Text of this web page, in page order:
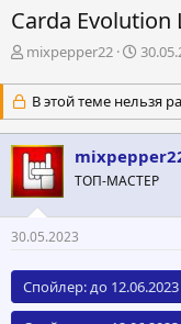
Carda Evolution
А
т
о
р
т
е
м
ы
mixpepper22
Д
т
а
н
а
ч
а
В этой теме нельзя
ТОП-МАСТЕР
30.05.2023
Спойлер:до 12.06.2023